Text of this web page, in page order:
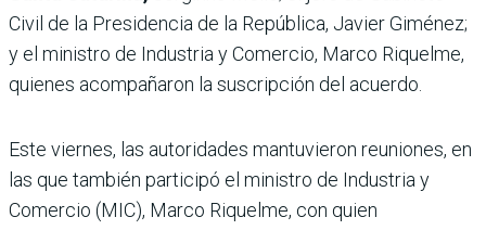
Civil de la Presidencia de la República, Javier Giménez;
y el ministro de Industria y Comercio, Marco Riquelme,
quienes acompañaron la suscripción del acuerdo.
Este viernes, las autoridades mantuvieron reuniones, en
las que también participó el ministro de Industria y
Comercio (MIC), Marco Riquelme, con quien